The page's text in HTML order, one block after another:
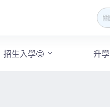
招生入學🤩 升學